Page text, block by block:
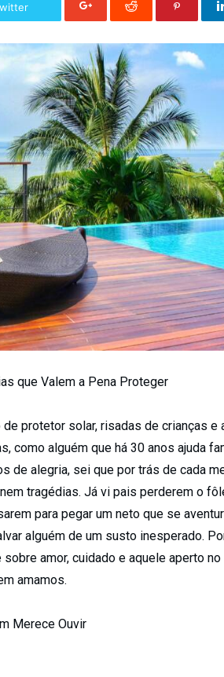
que Valem a Pena Proteger
protetor solar, risadas de crianças e
como alguém que há 30 anos ajuda
de alegria, sei que por trás de cada
tragédias. Já vi pais perderem o
para pegar um neto que se
alguém de um susto inesperado.
amor, cuidado e aquele aperto
amamos.
Merece Ouvir